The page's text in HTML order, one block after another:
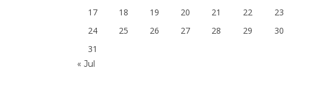
17
18 19 20 21 22
23
24
25 26 27 28 29
30
31
« Jul